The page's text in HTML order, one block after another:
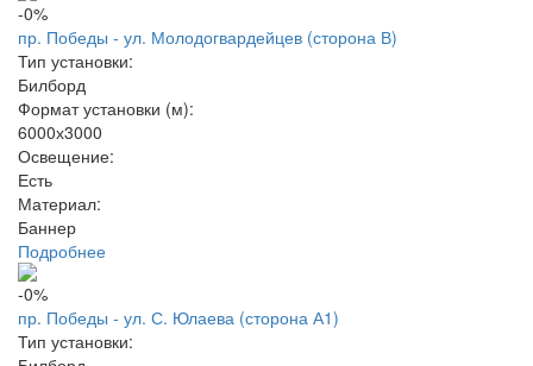
-0%
пр. Победы - ул. Молодогвардейцев (сторона В)
Тип установки:
Билборд
Формат установки (м):
6000х3000
Освещение:
Есть
Материал:
Баннер
Подробнее
-0%
пр. Победы - ул. С. Юлаева (сторона А1)
Тип установки: